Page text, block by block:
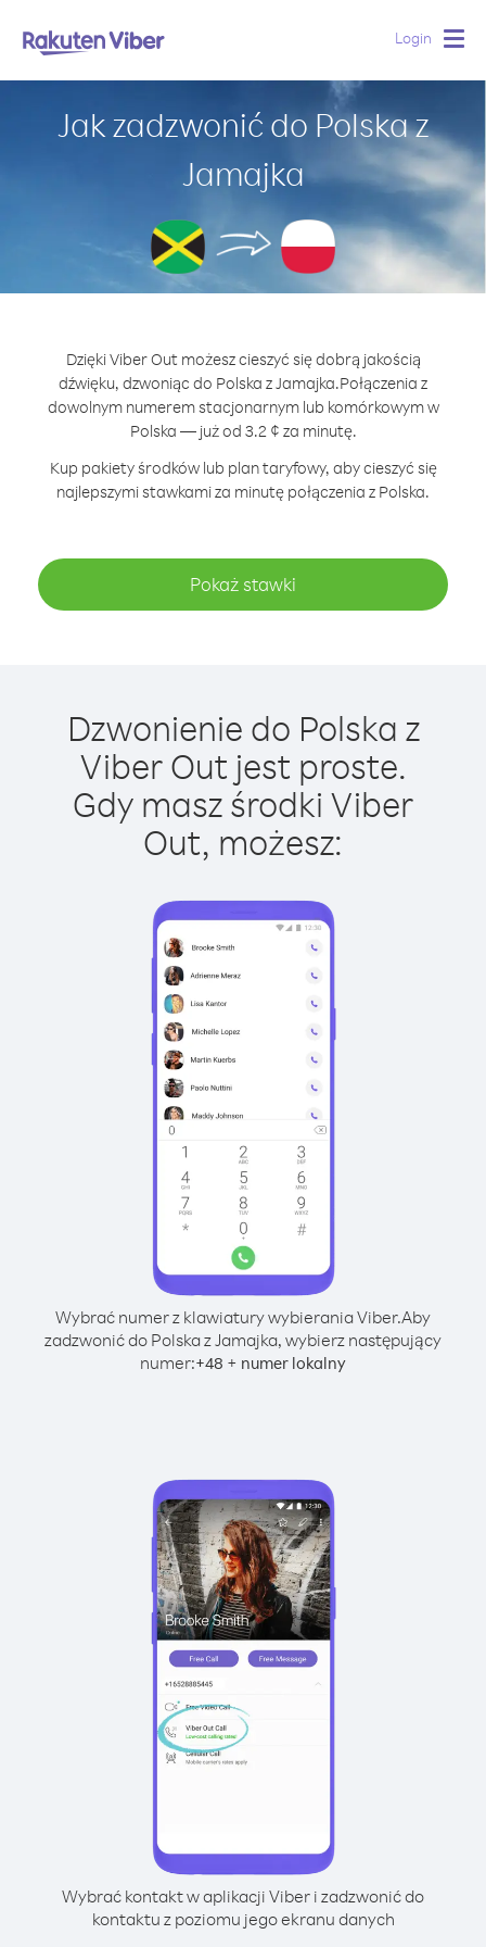
Login
Jak zadzwonić do Polska z
Jamajka
Dzięki Viber Out możesz cieszyć się dobrą jakością
dźwięku, dzwoniąc do Polska z Jamajka.Połączenia z
dowolnym numerem stacjonarnym lub komórkowym w
Polska — już od 3.2 ¢ za minutę.
Kup pakiety środków lub plan taryfowy, aby cieszyć się
najlepszymi stawkami za minutę połączenia z Polska.
Pokaż stawki
Dzwonienie do Polska z
Viber Out jest proste.
Gdy masz środki Viber
Out, możesz:
Wybrać numer z klawiatury wybierania Viber.Aby
zadzwonić do Polska z Jamajka, wybierz następujący
numer:+48 + numer lokalny
Wybrać kontakt w aplikacji Viber i zadzwonić do
kontaktu z poziomu jego ekranu danych